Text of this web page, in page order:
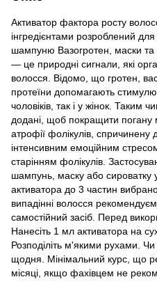
Активатор фактора росту
інгредієнтами розроблений
шампуню Вазогротен, маски та
— це природні сигнали, які
волосся. Відомо, що гротен,
протеїни допомагають
чоловіків, так і у жінок. Таким
додані, щоб покращити погану
атрофії фолікулів, спричинену
інтенсивним емоційним
старінням фолікулів.
шампунь, маску або сироватку
активатора до 3 частин
випадінні волосся
самостійний засіб. Перед
Нанесіть 1 мл активатора на
Розподіліть м'якими рухами.
щодня. Мінімальний курс, що
місяці, якщо фахівцем не